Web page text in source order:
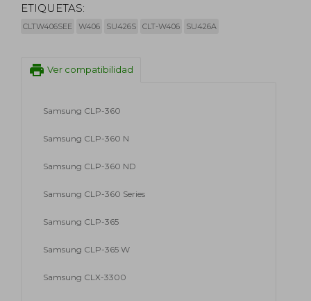
ETIQUETAS:
CLTW406SEE W406 SU426S CLT-W406 SU426A
print Ver compatibilidad
Samsung CLP-360
Samsung CLP-360 N
Samsung CLP-360 ND
Samsung CLP-360 Series
Samsung CLP-365
Samsung CLP-365 W
Samsung CLX-3300